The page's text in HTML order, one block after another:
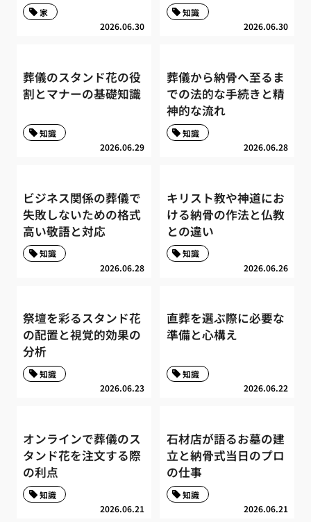
2026.06.30
家
2026.06.30
知識
葬儀のスタンド花の役
割とマナーの基礎知識
2026.06.29
知識
葬儀から納骨へ至るま
での法的な手続きと精
神的な流れ
2026.06.28
知識
ビジネス関係の葬儀で
失敗しないための格式
高い敬語と対応
2026.06.28
知識
キリスト教や神道にお
ける納骨の作法と仏教
との違い
2026.06.26
知識
祭壇を彩るスタンド花
の配置と視覚的効果の
分析
2026.06.23
知識
直葬を選ぶ際に必要な
準備と心構え
2026.06.22
知識
オンラインで葬儀のス
タンド花を注文する際
の利点
2026.06.21
知識
石材店が語るお墓の建
立と納骨式当日のプロ
の仕事
2026.06.21
知識